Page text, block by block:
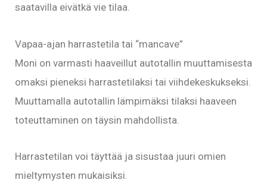
saatavilla eivätkä vie tilaa.
Vapaa-ajan harrastetila tai “mancave”
Moni on varmasti haaveillut autotallin muuttamisesta
omaksi pieneksi harrastetilaksi tai viihdekeskukseksi.
Muuttamalla autotallin lämpimäksi tilaksi haaveen
toteuttaminen on täysin mahdollista.
Harrastetilan voi täyttää ja sisustaa juuri omien
mieltymysten mukaisiksi.